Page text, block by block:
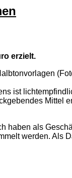
erzielt.
ist
Mittel
haben als
werden. Als